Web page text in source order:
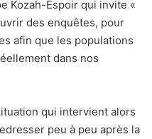
Kozah-Espoir qui invite «
des enquêtes, pour
afin que les populations
dans nos
qui intervient alors
peu à peu après la